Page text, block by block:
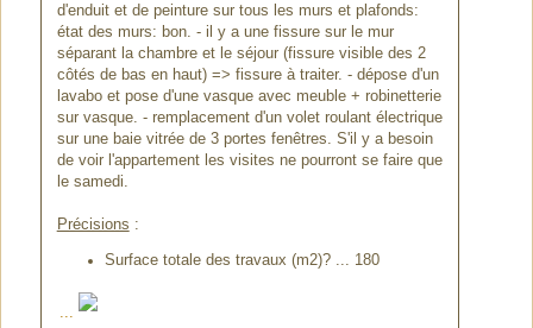
d'enduit et de peinture sur tous les murs et plafonds:
état des murs: bon. - il y a une fissure sur le mur
séparant la chambre et le séjour (fissure visible des 2
côtés de bas en haut) => fissure à traiter. - dépose d'un
lavabo et pose d'une vasque avec meuble + robinetterie
sur vasque. - remplacement d'un volet roulant électrique
sur une baie vitrée de 3 portes fenêtres. S'il y a besoin
de voir l'appartement les visites ne pourront se faire que
le samedi.
Précisions :
Surface totale des travaux (m2)? ... 180
...